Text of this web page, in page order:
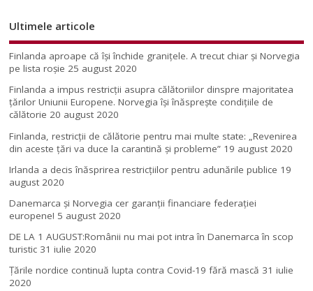
Ultimele articole
Finlanda aproape că își închide granițele. A trecut chiar și Norvegia
pe lista roșie 25 august 2020
Finlanda a impus restricţii asupra călătoriilor dinspre majoritatea
ţărilor Uniunii Europene. Norvegia își înăsprește condițiile de
călătorie 20 august 2020
Finlanda, restricţii de călătorie pentru mai multe state: „Revenirea
din aceste ţări va duce la carantină şi probleme” 19 august 2020
Irlanda a decis înăsprirea restricțiilor pentru adunările publice 19
august 2020
Danemarca și Norvegia cer garanții financiare federației
europene! 5 august 2020
DE LA 1 AUGUST:Românii nu mai pot intra în Danemarca în scop
turistic 31 iulie 2020
Țările nordice continuă lupta contra Covid-19 fără mască 31 iulie
2020